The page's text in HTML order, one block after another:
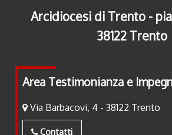
Arcidiocesi di Trento -
38122 Trento
Area Testimonianza e
Via Barbacovi, 4 - 38122 Trento
Contatti